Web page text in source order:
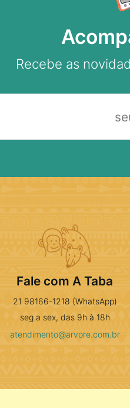
Recebe as
Fale com A Taba
21 98166-1218 (WhatsApp)
seg a sex, das 9h à 18h
atendimento@arvore.com.br